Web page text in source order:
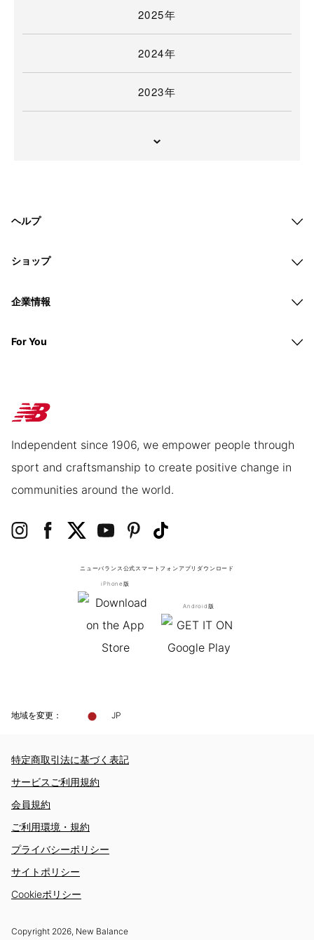
2025年
2024年
2023年
ヘルプ
ショップ
企業情報
For You
Independent since 1906, we empower people through
sport and craftsmanship to create positive change in
communities around the world.
ニューバランス公式スマートフォンアプリ ダウンロード
iPhone版
Android版
地域を変更： JP
特定商取引法に基づく表記
サービスご利用規約
会員規約
ご利用環境・規約
プライバシーポリシー
サイトポリシー
Cookieポリシー
Copyright 2026, New Balance